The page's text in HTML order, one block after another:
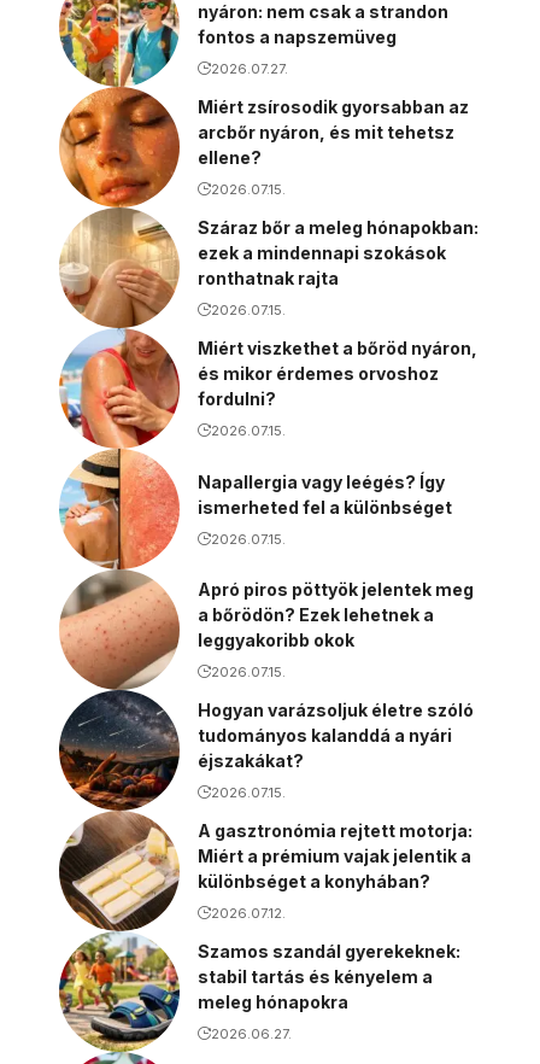
nyáron: nem csak a strandon
fontos a napszemüveg
2026.07.27.
Miért zsírosodik gyorsabban az
arcbőr nyáron, és mit tehetsz
ellene?
2026.07.15.
Száraz bőr a meleg hónapokban:
ezek a mindennapi szokások
ronthatnak rajta
2026.07.15.
Miért viszkethet a bőröd nyáron,
és mikor érdemes orvoshoz
fordulni?
2026.07.15.
Napallergia vagy leégés? Így
ismerheted fel a különbséget
2026.07.15.
Apró piros pöttyök jelentek meg
a bőrödön? Ezek lehetnek a
leggyakoribb okok
2026.07.15.
Hogyan varázsoljuk életre szóló
tudományos kalanddá a nyári
éjszakákat?
2026.07.15.
A gasztronómia rejtett motorja:
Miért a prémium vajak jelentik a
különbséget a konyhában?
2026.07.12.
Szamos szandál gyerekeknek:
stabil tartás és kényelem a
meleg hónapokra
2026.06.27.